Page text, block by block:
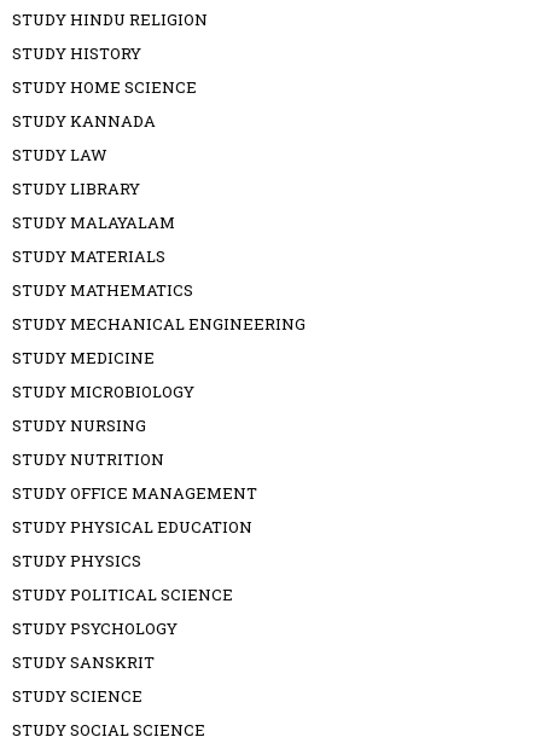
STUDY HINDU RELIGION
STUDY HISTORY
STUDY HOME SCIENCE
STUDY KANNADA
STUDY LAW
STUDY LIBRARY
STUDY MALAYALAM
STUDY MATERIALS
STUDY MATHEMATICS
STUDY MECHANICAL ENGINEERING
STUDY MEDICINE
STUDY MICROBIOLOGY
STUDY NURSING
STUDY NUTRITION
STUDY OFFICE MANAGEMENT
STUDY PHYSICAL EDUCATION
STUDY PHYSICS
STUDY POLITICAL SCIENCE
STUDY PSYCHOLOGY
STUDY SANSKRIT
STUDY SCIENCE
STUDY SOCIAL SCIENCE